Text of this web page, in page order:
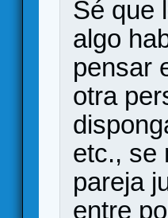
Sé que
algo
pensar
otra
etc., se
pareja
entre